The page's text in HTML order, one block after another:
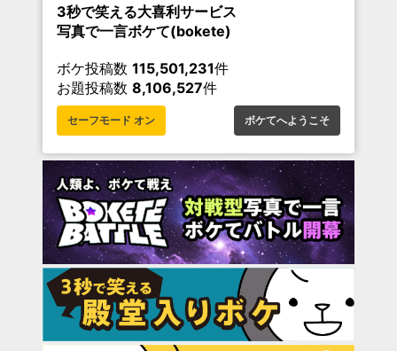
3秒で笑える大喜利サービス
写真で一言ボケて(bokete)
ボケ投稿数 115,501,231件
お題投稿数 8,106,527件
セーフモード オン ボケてへようこそ